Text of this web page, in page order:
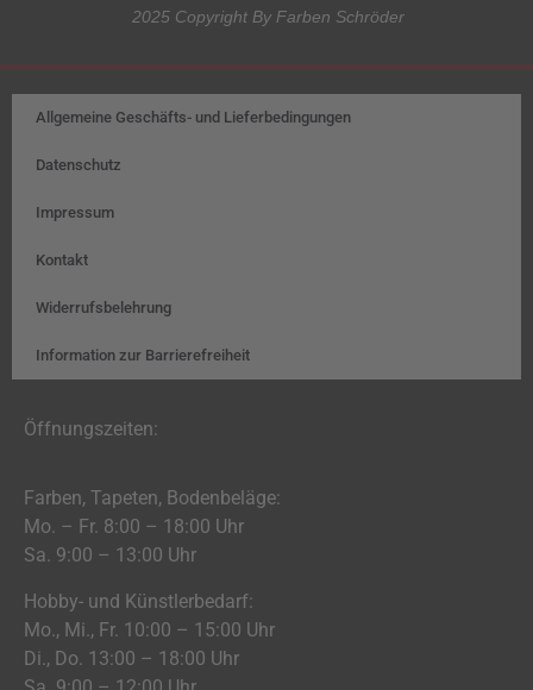
2025 Copyright By Farben Schröder
Allgemeine Geschäfts- und Lieferbedingungen
Datenschutz
Impressum
Kontakt
Widerrufsbelehrung
Information zur Barrierefreiheit
Öffnungszeiten:
Farben, Tapeten, Bodenbeläge:
Mo. – Fr. 8:00 – 18:00 Uhr
Sa. 9:00 – 13:00 Uhr
Hobby- und Künstlerbedarf:
Mo., Mi., Fr. 10:00 – 15:00 Uhr
Di., Do. 13:00 – 18:00 Uhr